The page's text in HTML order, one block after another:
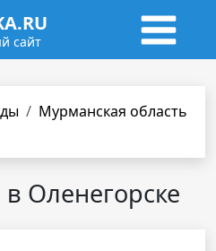
сайт
Мурманская область
Оленегорске